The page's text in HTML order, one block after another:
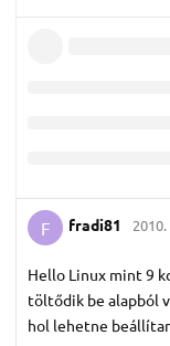
F fradi81
Hello Linux mint 9
töltődik be alapból
hol lehetne